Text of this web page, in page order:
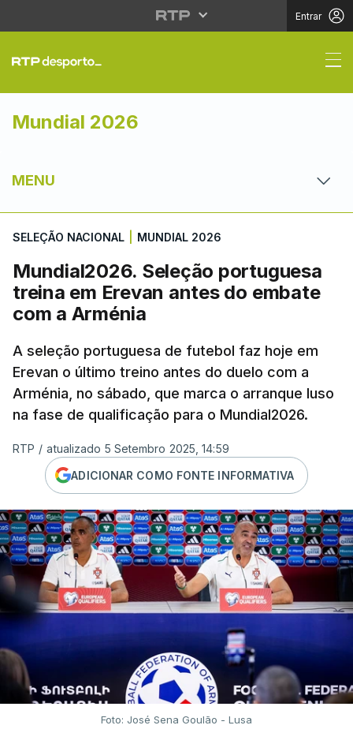
Entrar
Mundial2026.
Mundial 2026
MENU
SELEÇÃO NACIONAL MUNDIAL 2026
Mundial2026. Seleção portuguesa
treina em Erevan antes do embate
com a Arménia
A seleção portuguesa de futebol faz hoje em
Erevan o último treino antes do duelo com a
Arménia, no sábado, que marca o arranque luso
na fase de qualificação para o Mundial2026.
RTP / atualizado 5 Setembro 2025, 14:59
ADICIONAR COMO FONTE INFORMATIVA
Foto: José Sena Goulão - Lusa